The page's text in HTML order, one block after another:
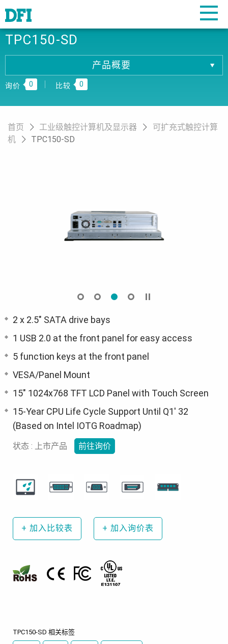
TPC150-SD
产品概要
产品概要
相關下载
订购资讯
询价 0 比较 0
首页 工业级触控计算机及显示器
可扩充式触控计算
机
TPC150-SD
2 x 2.5" SATA drive bays
1 USB 2.0 at the front panel for easy access
5 function keys at the front panel
VESA/Panel Mount
15" 1024x768 TFT LCD Panel with Touch Screen
15-Year CPU Life Cycle Support Until Q1' 32
(Based on Intel IOTG Roadmap)
状态 : 上市产品 前往询价
+ 加入比较表 + 加入询价表
TPC150-SD 相关标签